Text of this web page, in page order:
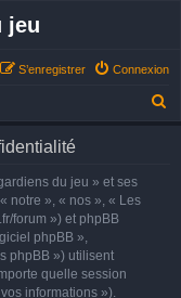
jeu
Connexion
S’enregistrer
du jeu » et ses
notre », « nos », « Les
forum ») et phpBB
phpBB »,
phpBB ») utilisent
quelle session
informations »).